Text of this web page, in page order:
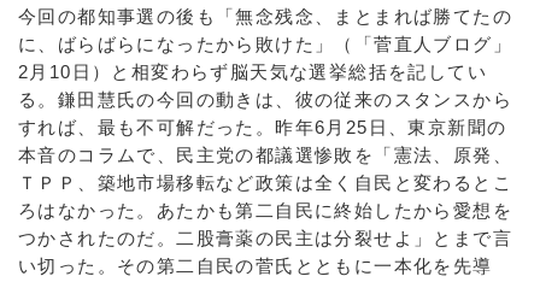
今回の都知事選の後も「無念残念、まとまれば勝てたの
に、ばらばらになったから敗けた」（「菅直人ブログ」
2月10日）と相変わらず脳天気な選挙総括を記してい
る。鎌田慧氏の今回の動きは、彼の従来のスタンスから
すれば、最も不可解だった。昨年6月25日、東京新聞の
本音のコラムで、民主党の都議選惨敗を「憲法、原発、
ＴＰＰ、築地市場移転など政策は全く自民と変わるとこ
ろはなかった。あたかも第二自民に終始したから愛想を
つかされたのだ。二股膏薬の民主は分裂せよ」とまで言
い切った。その第二自民の菅氏とともに一本化を先導